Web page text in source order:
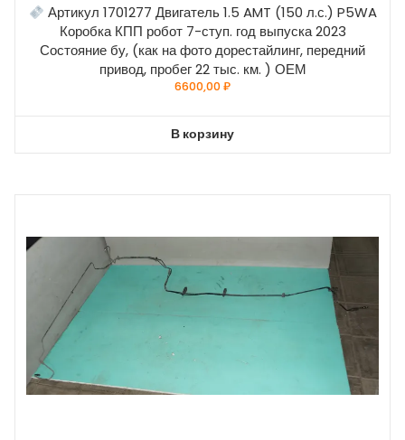
Артикул 1701277 Двигатель 1.5 AMT (150 л.с.) P5WA
Коробка КПП робот 7-ступ. год выпуска 2023
Состояние бу, (как на фото дорестайлинг, передний
привод, пробег 22 тыс. км. ) ОЕМ
6600,00₽
В корзину